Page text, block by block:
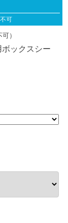
可
）
ックスシー